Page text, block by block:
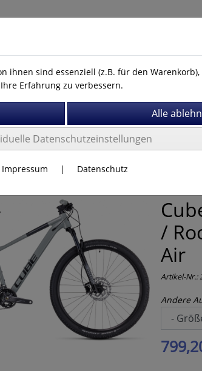
/
Air
Artikel-Nr.:
Andere
ihnen sind essenziell (z.B. für den
Erfahrung zu verbessern.
Datenschutzeinstellungen
Impressum | Datenschutz